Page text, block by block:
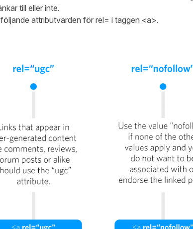
till eller inte.
attributvärden för rel= i taggen <a>.